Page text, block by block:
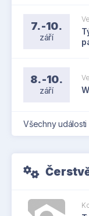
7.-10.
září
8.-10.
září
Všechny události